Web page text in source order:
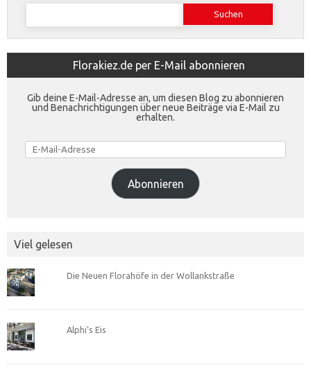
Suchen
Florakiez.de per E-Mail abonnieren
Gib deine E-Mail-Adresse an, um diesen Blog zu abonnieren
und Benachrichtigungen über neue Beiträge via E-Mail zu
erhalten.
E-
Mail-
Adresse
Abonnieren
Viel gelesen
Die Neuen Florahöfe in der Wollankstraße
Alphi’s Eis